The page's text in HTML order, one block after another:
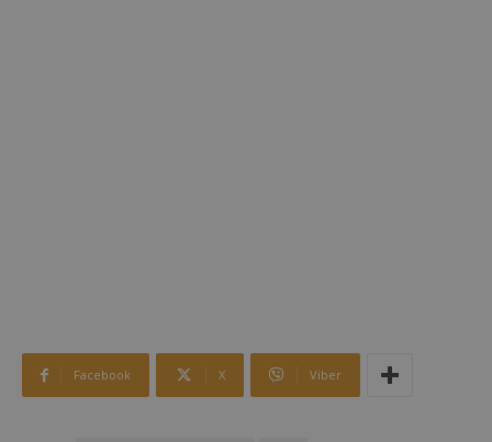
Facebook X Viber